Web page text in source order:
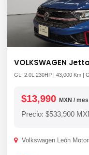
VOLKSWAGEN
GLI 2.0L 230HP | 43,000 Km |
$13,990 MXN / mes
Precio: $533,900
Volkswagen León